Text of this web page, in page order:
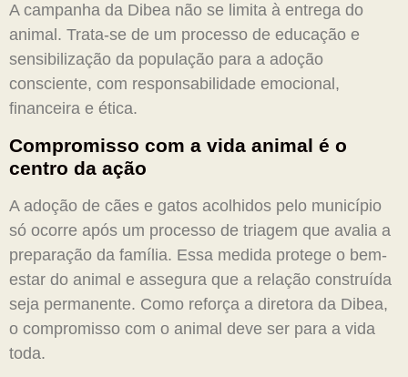
A campanha da Dibea não se limita à entrega do
animal. Trata-se de um processo de educação e
sensibilização da população para a adoção
consciente, com responsabilidade emocional,
financeira e ética.
Compromisso com a vida animal é o
centro da ação
A adoção de cães e gatos acolhidos pelo município
só ocorre após um processo de triagem que avalia a
preparação da família. Essa medida protege o bem-
estar do animal e assegura que a relação construída
seja permanente. Como reforça a diretora da Dibea,
o compromisso com o animal deve ser para a vida
toda.